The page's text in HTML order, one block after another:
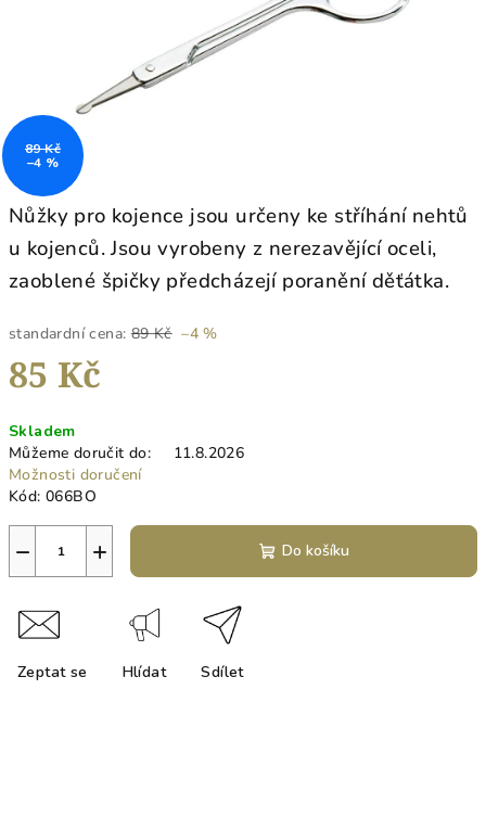
Nůžky pro kojence jsou určeny ke stříhání nehtů
u kojenců. Jsou vyrobeny z nerezavějící oceli,
zaoblené špičky předcházejí poranění děťátka.
standardní cena: 89 Kč –4 %
85 Kč
cena:
Skladem
Můžeme doručit do:
11.8.2026
Možnosti doručení
Kód: 066BO
+
− Do košíku
Zeptat se Hlídat Sdílet
89 Kč
–4 %